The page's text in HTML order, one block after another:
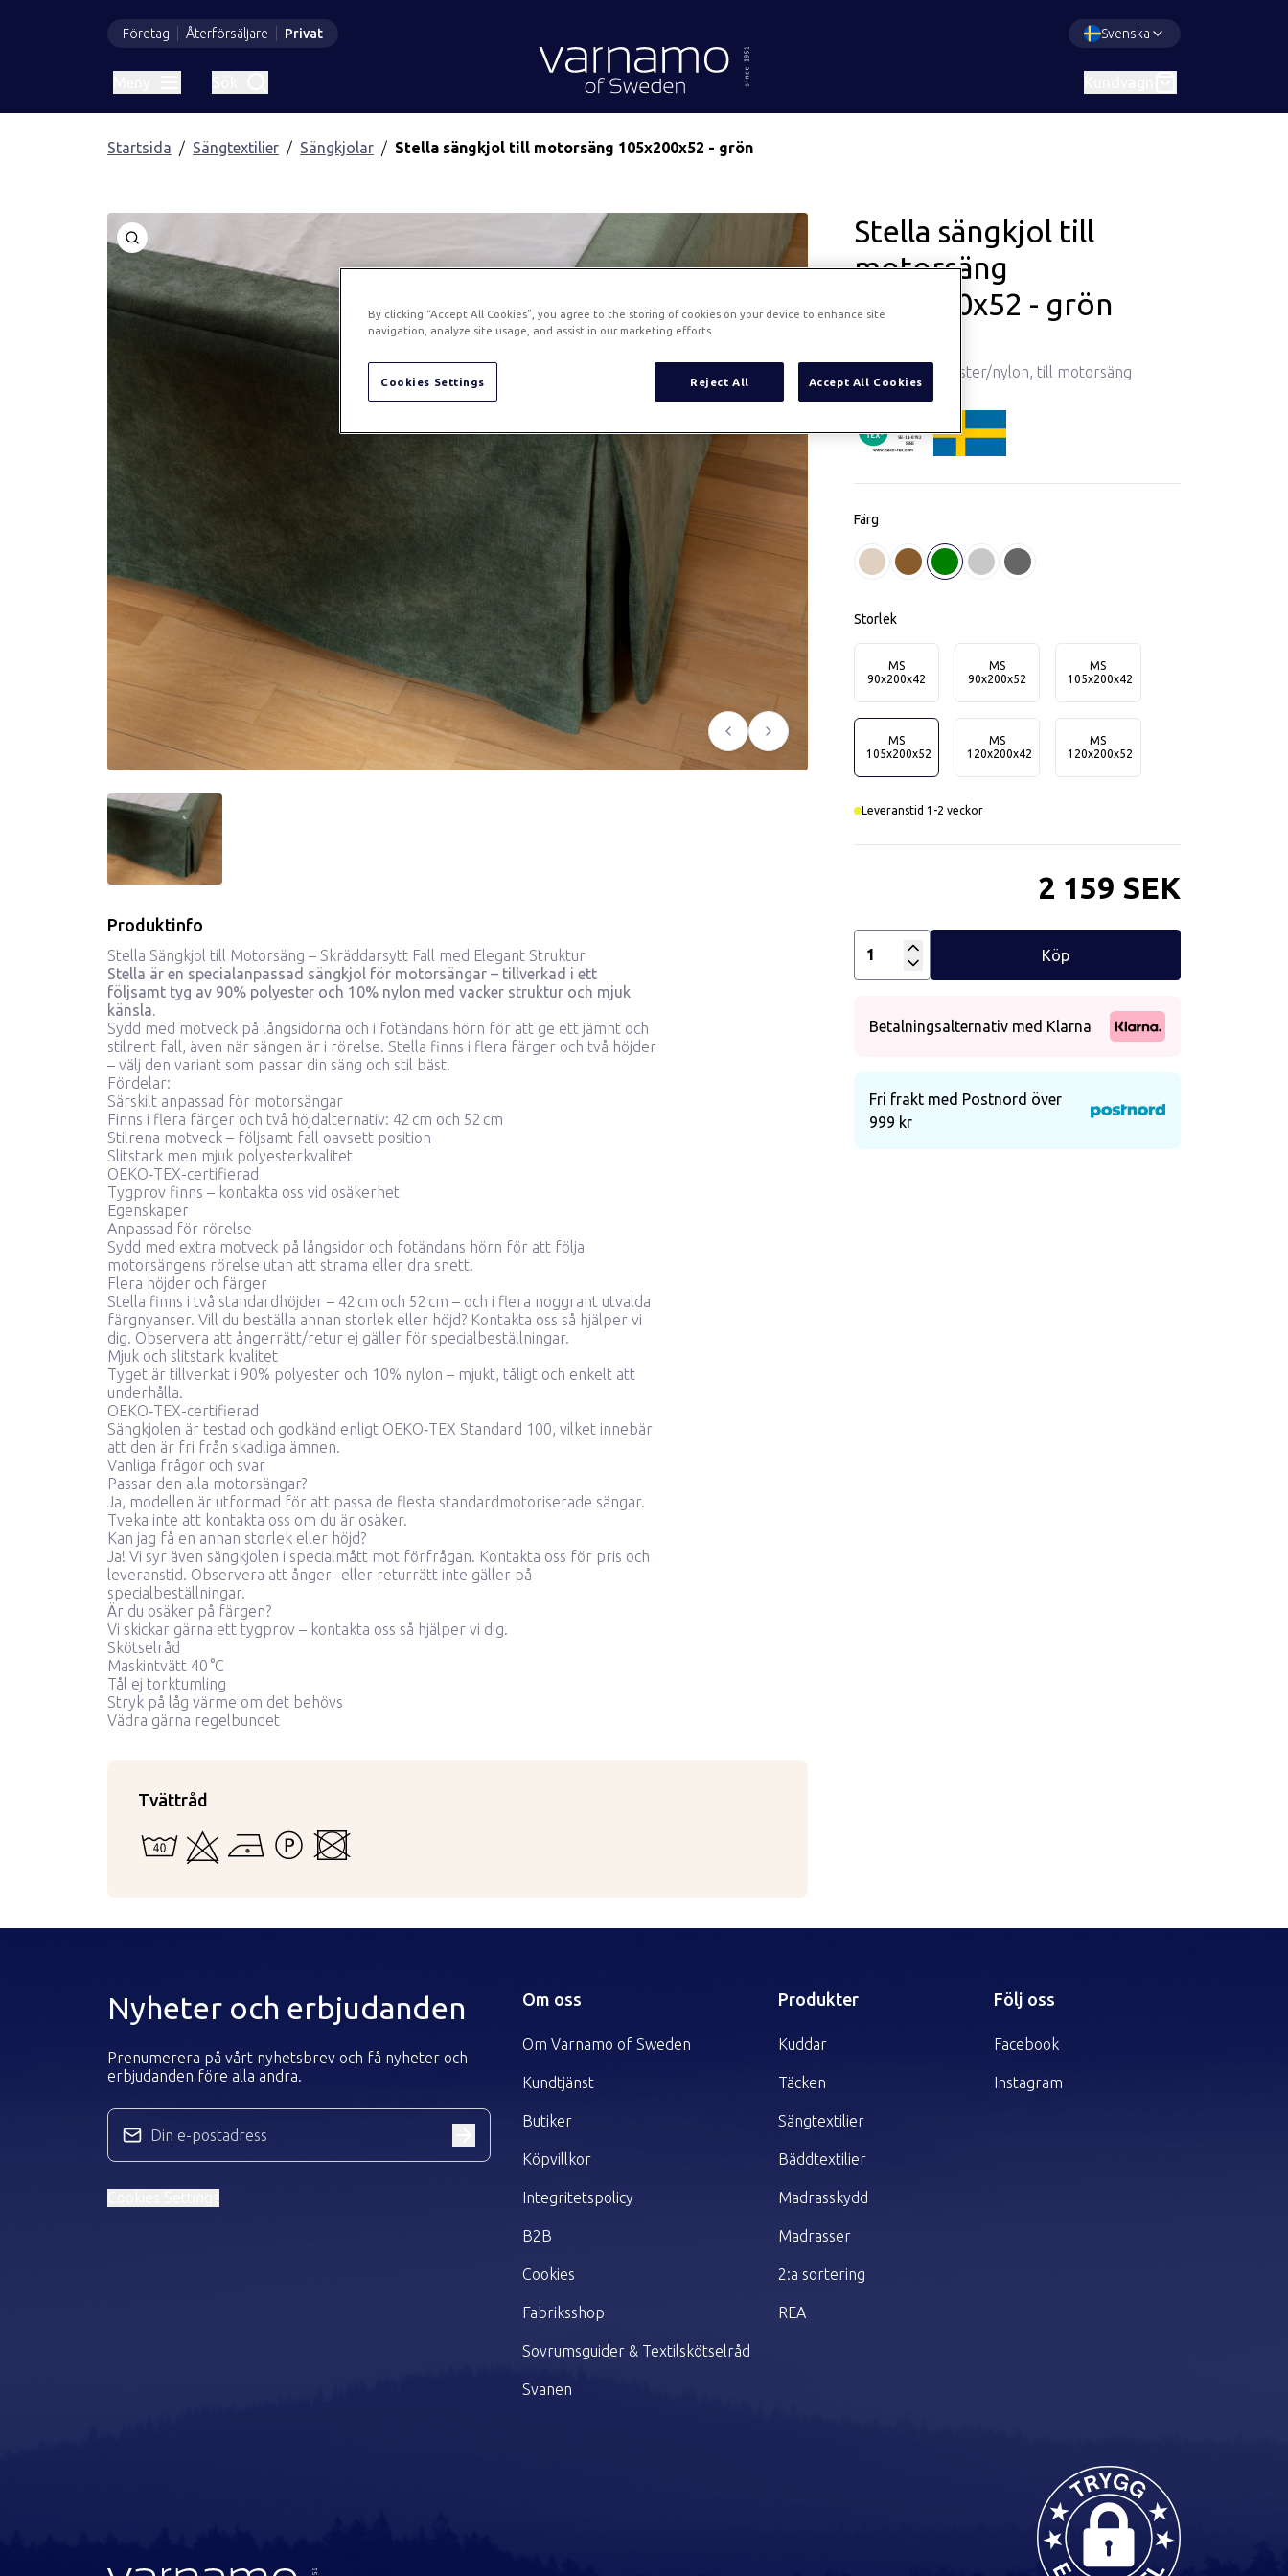
Företag Återförsäljare Privat Svenska
Header.homePage
Startsida Sängtextilier Sängkjolar Stella sängkjol till motorsäng 105x200x52 - grön
Öppna
Föregående
Nästa
Produktinfo
Stella Sängkjol till Motorsäng – Skräddarsytt Fall med Elegant Struktur
Stella är en specialanpassad sängkjol för motorsängar – tillverkad i ett
följsamt tyg av 90% polyester och 10% nylon med vacker struktur och mjuk
känsla.
Sydd med motveck på långsidorna och i fotändans hörn för att ge ett jämnt och
stilrent fall, även när sängen är i rörelse. Stella finns i flera färger och två höjder
– välj den variant som passar din säng och stil bäst.
Fördelar:
Särskilt anpassad för motorsängar
Finns i flera färger och två höjdalternativ: 42 cm och 52 cm
Stilrena motveck – följsamt fall oavsett position
Slitstark men mjuk polyesterkvalitet
OEKO‑TEX-certifierad
Tygprov finns – kontakta oss vid osäkerhet
Egenskaper
Anpassad för rörelse
Sydd med extra motveck på långsidor och fotändans hörn för att följa
motorsängens rörelse utan att strama eller dra snett.
Flera höjder och färger
Stella finns i två standardhöjder – 42 cm och 52 cm – och i flera noggrant utvalda
färgnyanser. Vill du beställa annan storlek eller höjd? Kontakta oss så hjälper vi
dig. Observera att ångerrätt/retur ej gäller för specialbeställningar.
Mjuk och slitstark kvalitet
Tyget är tillverkat i 90% polyester och 10% nylon – mjukt, tåligt och enkelt att
underhålla.
OEKO‑TEX-certifierad
Sängkjolen är testad och godkänd enligt OEKO‑TEX Standard 100, vilket innebär
att den är fri från skadliga ämnen.
Vanliga frågor och svar
Passar den alla motorsängar?
Ja, modellen är utformad för att passa de flesta standardmotoriserade sängar.
Tveka inte att kontakta oss om du är osäker.
Kan jag få en annan storlek eller höjd?
Ja! Vi syr även sängkjolen i specialmått mot förfrågan. Kontakta oss för pris och
leveranstid. Observera att ånger- eller returrätt inte gäller på
specialbeställningar.
Är du osäker på färgen?
Vi skickar gärna ett tygprov – kontakta oss så hjälper vi dig.
Skötselråd
Maskintvätt 40 °C
Tål ej torktumling
Stryk på låg värme om det behövs
Vädra gärna regelbundet
Tvättråd
40 - Kan vattentvättas i maskin eller för hand
Kan ej blekasStrykning med låg temperatur
Tål inte starkare tvättvätskor än perkloretylen
Kan inte torktumlas
Stella sängkjol till
motorsäng
105x200x52 - grön
Sängkjol i polyester/nylon, till motorsäng
OekoTex110792
SE-11-0792
RISE
Färg
Grön
Storlek
MS
90x200x42
MS
90x200x52
MS
105x200x42
MS
105x200x52
MS
120x200x42
MS
120x200x52
Leveranstid 1-2 veckor
2 159 SEK
Antal
Köp
Betalningsalternativ med Klarna
Fri frakt med Postnord över
999 kr
Nyheter och erbjudanden
Prenumerera på vårt nyhetsbrev och få nyheter och
erbjudanden före alla andra.
Din e-postadress
Om oss
Om Varnamo of Sweden
Kundtjänst
Butiker
Köpvillkor
Integritetspolicy
B2B
Cookies
Fabriksshop
Sovrumsguider & Textilskötselråd
Svanen
Produkter
Kuddar
Täcken
Sängtextilier
Bäddtextilier
Madrasskydd
Madrasser
2:a sortering
REA
Följ oss
Facebook
Instagram
By clicking “Accept All Cookies”, you agree to the storing of cookies on your device to enhance site
navigation, analyze site usage, and assist in our marketing efforts.
Reject All Accept All Cookies
Cookies Settings